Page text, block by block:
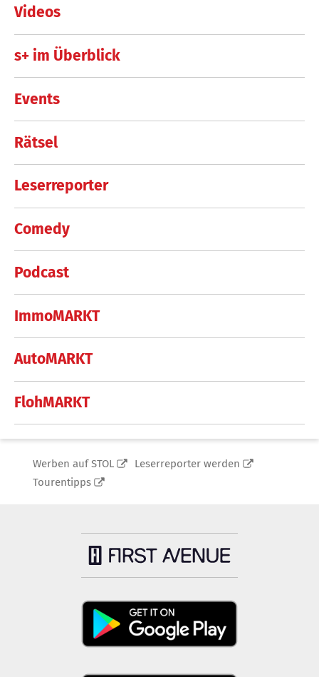
Videos
s+ im Überblick
Events
Rätsel
Leserreporter
Comedy
Podcast
ImmoMARKT
AutoMARKT
FlohMARKT
Werben auf STOL
Leserreporter werden
Tourentipps